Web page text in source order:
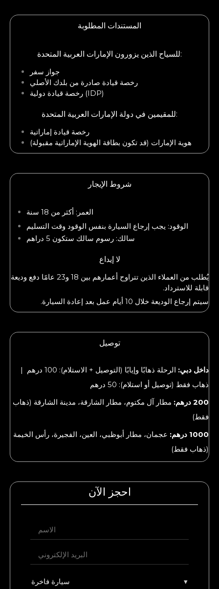
المستندات المطلوبة
للسياح الذين يزورون الإمارات العربية المتحدة:
جواز سفر
رخصة قيادة صادرة من بلدك الأصلي
رخصة قيادة دولية (IDP)
للمقيمين في دولة الإمارات العربية المتحدة:
رخصة قيادة إماراتية
هوية الإمارات (قد تكون بطاقة الهوية الإماراتية مقبولة)
شروط الإيجار
العمر: أكثر من 18 سنة
الوقود: يجب إرجاع السيارة بنفس الوقود وقت التسليم
سالك: رسوم سالك ستكون 5 دراهم
لا إيداع
يُطلب من العملاء الذين تتراوح أعمارهم بين 18 و23 عامًا دفع وديعة
قابلة للاسترداد.
سيتم إرجاع الوديعة خلال 10 أيام عمل بعد إعادة السيارة.
توصيل
داخل دبي:
الرحلة ذهابًا وإيابًا (التوصيل + الاستلام): 100 درهم |
ذهاب فقط (توصيل أو استلام): 50 درهم
200 درهم:
مطار آل مكتوم، مطار الشارقة، مدينة الشارقة (ذهاب
فقط)
1000 درهم:
عجمان، مطار أبوظبي، العين، الفجيرة، رأس الخيمة
(ذهاب فقط)
احجز الآن
سيارة فاخرة ▾